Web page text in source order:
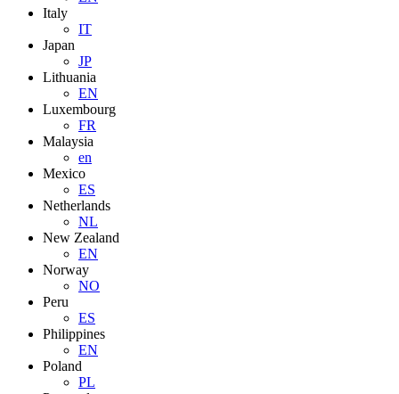
Italy
IT
Japan
JP
Lithuania
EN
Luxembourg
FR
Malaysia
en
Mexico
ES
Netherlands
NL
New Zealand
EN
Norway
NO
Peru
ES
Philippines
EN
Poland
PL